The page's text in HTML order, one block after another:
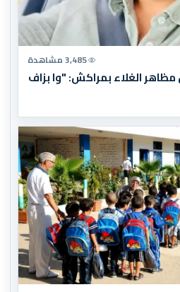
3,485 مشاهدة
الغلاء بمراكش: "وا بزاف